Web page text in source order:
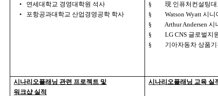
•
연세대학교 경영대학원 석사
•
포항공과대학교 산업경영공학 학사
§
現 인퓨처컨설팅
§
Watson Wyatt시니
§
Arthur Andersen시
§
LG CNS 글로벌지
§
기아자동차 상품
시나리오플래닝 관련 프로젝트 및
워크샵 실적
시나리오플래닝 교육 실